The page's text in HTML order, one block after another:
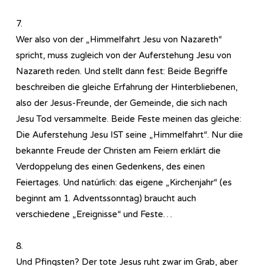
7.
Wer also von der „Himmelfahrt Jesu von Nazareth“
spricht, muss zugleich von der Auferstehung Jesu von
Nazareth reden. Und stellt dann fest: Beide Begriffe
beschreiben die gleiche Erfahrung der Hinterbliebenen,
also der Jesus-Freunde, der Gemeinde, die sich nach
Jesu Tod versammelte. Beide Feste meinen das gleiche:
Die Auferstehung Jesu IST seine „Himmelfahrt“. Nur diie
bekannte Freude der Christen am Feiern erklärt die
Verdoppelung des einen Gedenkens, des einen
Feiertages. Und natürlich: das eigene „Kirchenjahr“ (es
beginnt am 1. Adventssonntag) braucht auch
verschiedene „Ereignisse“ und Feste…
8.
Und Pfingsten? Der tote Jesus ruht zwar im Grab, aber